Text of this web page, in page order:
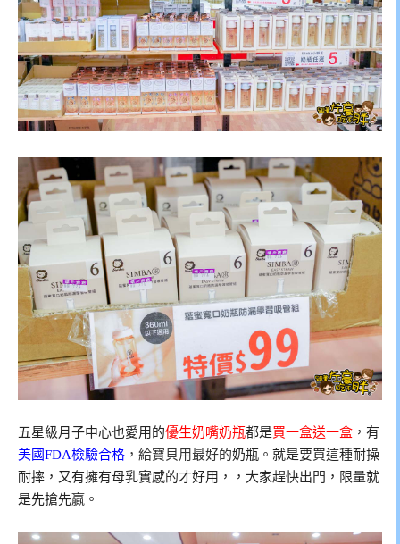
五星級月子中心也愛用的優生奶嘴奶瓶都是買一盒送一盒 ，有
美國FDA檢驗合格 ，給寶貝用最好的奶瓶。就是要買這種耐操
耐摔，又有擁有母乳實感的才好用，，大家趕快出門，限量就
是先搶先贏。